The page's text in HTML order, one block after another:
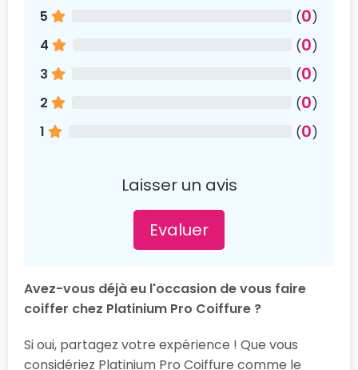
5 (0)
4
(0)
3
(0)
2
(0)
1
(0)
Laisser un avis
Evaluer
Avez-vous déjà eu l'occasion de vous faire
coiffer chez Platinium Pro Coiffure ?
Si oui, partagez votre expérience ! Que vous
considériez Platinium Pro Coiffure comme le